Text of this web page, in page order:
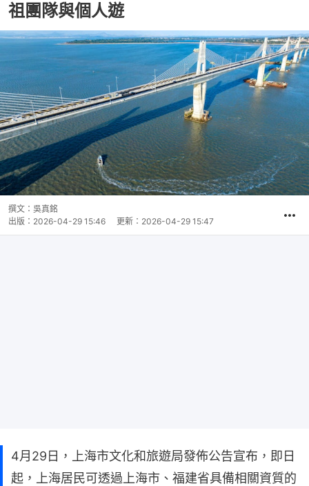
祖團隊與個人遊
撰文： 吳真銘
出版： 2026-04-29 15:46 更新： 2026-04-29 15:47
4月29日，上海市文化和旅遊局發佈公告宣布，即日
起，上海居民可透過上海市、福建省具備相關資質的